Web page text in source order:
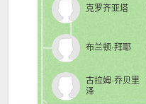
克罗齐亚塔
布兰顿·拜耶
古拉姆·乔贝里
泽